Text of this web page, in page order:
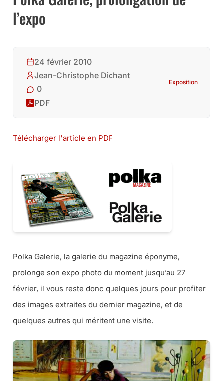
l’expo
24 février 2010
Jean-Christophe Dichant
0
PDF
Exposition
Télécharger l'article en PDF
Polka Galerie, la galerie du magazine éponyme,
prolonge son expo photo du moment jusqu’au 27
février, il vous reste donc quelques jours pour profiter
des images extraites du dernier magazine, et de
quelques autres qui méritent une visite.